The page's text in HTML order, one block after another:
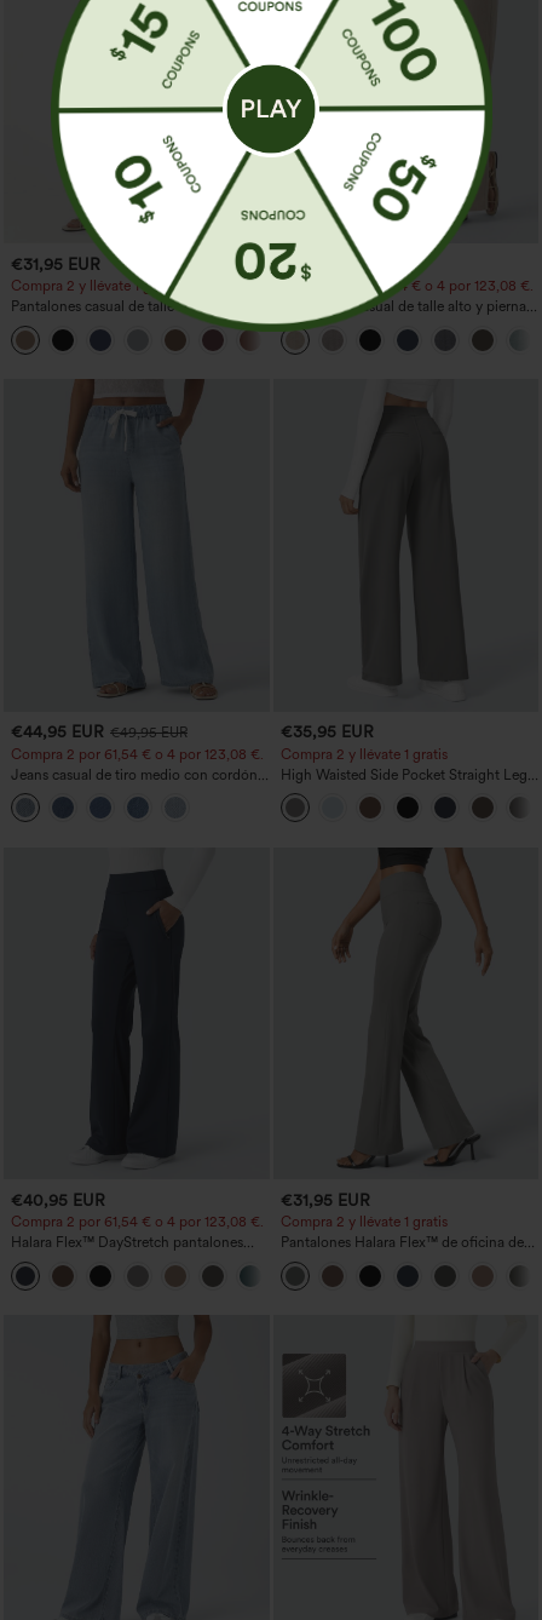
€31,95 EUR
Compra 2 y llévate 1 gratis
Pantalones casual de talle alto con
cordón, pernera ancha, en mezcla de
lino y con bolsillos
+5
€35,95 EUR
Compra 2 por 61,54 € o 4 por 123,08 €.
Pantalones casual de talle alto y pierna
recta con tacto de lino y bolsillos
€44,95 EUR €49,95 EUR
Compra 2 por 61,54 € o 4 por 123,08 €.
Jeans casual de tiro medio con cordón y
bolsillos
€35,95 EUR
Compra 2 y llévate 1 gratis
High Waisted Side Pocket Straight Leg
Work Pants
€40,95 EUR
Compra 2 por 61,54 € o 4 por 123,08 €.
Halara Flex™ DayStretch pantalones
acampanados de trabajo de tiro medio
con bolsillo lateral con cremallera
+12
€31,95 EUR
Compra 2 y llévate 1 gratis
Pantalones Halara Flex™ de oficina de
tiro alto ligeramente acampanados con
bolsillos